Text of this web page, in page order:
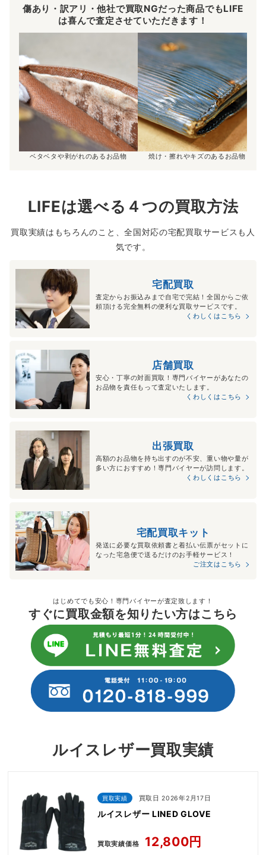
傷あり・訳アリ・他社で買取NGだった商品でもLIFE
は喜んで査定させていただきます！
ベタベタや剥がれのあるお品物 焼け・擦れやキズのあるお品物
LIFEは選べる４つの買取方法
買取実績はもちろんのこと、全国対応の宅配買取サービスも人
気です。
宅配買取
査定からお振込みまで自宅で完結！全国からご依
頼頂ける完全無料の便利な買取サービスです。
くわしくはこちら
店舗買取
安心・丁寧の対面買取！専門バイヤーがあなたの
お品物を責任もって査定いたします。
くわしくはこちら
出張買取
高額のお品物を持ち出すのが不安、重い物や量が
多い方におすすめ！専門バイヤーが訪問します。
くわしくはこちら
宅配買取キット
発送に必要な買取依頼書と着払い伝票がセットに
なった宅急便で送るだけのお手軽サービス！
ご注文はこちら
はじめてでも安心！専門バイヤーが査定致します！
すぐに買取金額を知りたい方はこちら
ルイスレザー買取実績
買取実績 買取日 2026年2月17日
ルイスレザー LINED GLOVE
買取実績価格 12,800円